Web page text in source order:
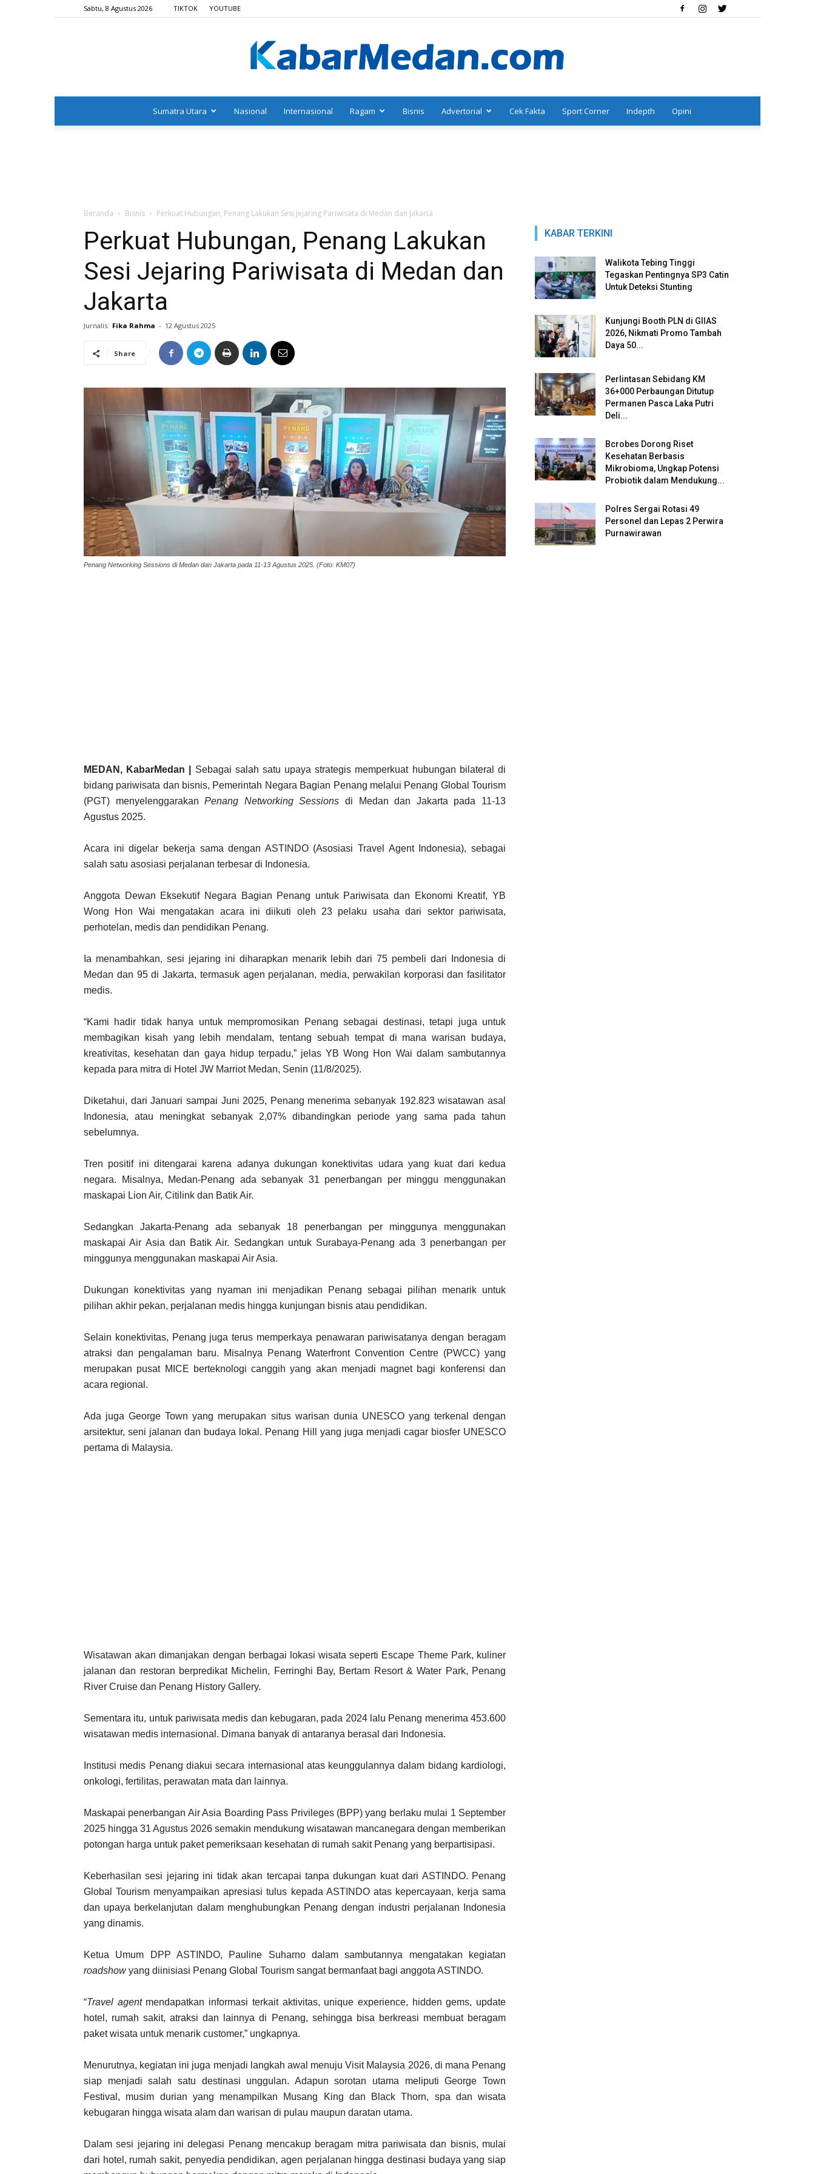
Sabtu, 8 Agustus 2026 TIKTOK YOUTUBE
Sumatra Utara Nasional Internasional Ragam Bisnis Advertorial Cek Fakta Sport Corner Indepth Opini
Beranda Bisnis Perkuat Hubungan, Penang Lakukan Sesi Jejaring Pariwisata di Medan dan Jakarta
Perkuat Hubungan, Penang Lakukan
Sesi Jejaring Pariwisata di Medan dan
Jakarta
Jurnalis: Fika Rahma - 12 Agustus 2025
Share
Penang Networking Sessions di Medan dan Jakarta pada 11-13 Agustus 2025. (Foto: KM07)
MEDAN, KabarMedan | Sebagai salah satu upaya strategis memperkuat hubungan bilateral di
bidang pariwisata dan bisnis, Pemerintah Negara Bagian Penang melalui Penang Global Tourism
(PGT) menyelenggarakanPenang Networking Sessions di Medan dan Jakarta pada 11-13
Agustus 2025.
Acara ini digelar bekerja sama dengan ASTINDO (Asosiasi Travel Agent Indonesia), sebagai
salah satu asosiasi perjalanan terbesar di Indonesia.
Anggota Dewan Eksekutif Negara Bagian Penang untuk Pariwisata dan Ekonomi Kreatif, YB
Wong Hon Wai mengatakan acara ini diikuti oleh 23 pelaku usaha dari sektor pariwisata,
perhotelan, medis dan pendidikan Penang.
Ia menambahkan, sesi jejaring ini diharapkan menarik lebih dari 75 pembeli dari Indonesia di
Medan dan 95 di Jakarta, termasuk agen perjalanan, media, perwakilan korporasi dan fasilitator
medis.
“Kami hadir tidak hanya untuk mempromosikan Penang sebagai destinasi, tetapi juga untuk
membagikan kisah yang lebih mendalam, tentang sebuah tempat di mana warisan budaya,
kreativitas, kesehatan dan gaya hidup terpadu,” jelas YB Wong Hon Wai dalam sambutannya
kepada para mitra di Hotel JW Marriot Medan, Senin (11/8/2025).
Diketahui, dari Januari sampai Juni 2025, Penang menerima sebanyak 192.823 wisatawan asal
Indonesia, atau meningkat sebanyak 2,07% dibandingkan periode yang sama pada tahun
sebelumnya.
Tren positif ini ditengarai karena adanya dukungan konektivitas udara yang kuat dari kedua
negara. Misalnya, Medan-Penang ada sebanyak 31 penerbangan per minggu menggunakan
maskapai Lion Air, Citilink dan Batik Air.
Sedangkan Jakarta-Penang ada sebanyak 18 penerbangan per minggunya menggunakan
maskapai Air Asia dan Batik Air. Sedangkan untuk Surabaya-Penang ada 3 penerbangan per
minggunya menggunakan maskapai Air Asia.
Dukungan konektivitas yang nyaman ini menjadikan Penang sebagai pilihan menarik untuk
pilihan akhir pekan, perjalanan medis hingga kunjungan bisnis atau pendidikan.
Selain konektivitas, Penang juga terus memperkaya penawaran pariwisatanya dengan beragam
atraksi dan pengalaman baru. Misalnya Penang Waterfront Convention Centre (PWCC) yang
merupakan pusat MICE berteknologi canggih yang akan menjadi magnet bagi konferensi dan
acara regional.
Ada juga George Town yang merupakan situs warisan dunia UNESCO yang terkenal dengan
arsitektur, seni jalanan dan budaya lokal. Penang Hill yang juga menjadi cagar biosfer UNESCO
pertama di Malaysia.
Wisatawan akan dimanjakan dengan berbagai lokasi wisata seperti Escape Theme Park, kuliner
jalanan dan restoran berpredikat Michelin, Ferringhi Bay, Bertam Resort & Water Park, Penang
River Cruise dan Penang History Gallery.
Sementara itu, untuk pariwisata medis dan kebugaran, pada 2024 lalu Penang menerima 453.600
wisatawan medis internasional. Dimana banyak di antaranya berasal dari Indonesia.
Institusi medis Penang diakui secara internasional atas keunggulannya dalam bidang kardiologi,
onkologi, fertilitas, perawatan mata dan lainnya.
Maskapai penerbangan Air Asia Boarding Pass Privileges (BPP) yang berlaku mulai 1 September
2025 hingga 31 Agustus 2026 semakin mendukung wisatawan mancanegara dengan memberikan
potongan harga untuk paket pemeriksaan kesehatan di rumah sakit Penang yang berpartisipasi.
Keberhasilan sesi jejaring ini tidak akan tercapai tanpa dukungan kuat dari ASTINDO. Penang
Global Tourism menyampaikan apresiasi tulus kepada ASTINDO atas kepercayaan, kerja sama
dan upaya berkelanjutan dalam menghubungkan Penang dengan industri perjalanan Indonesia
yang dinamis.
Ketua Umum DPP ASTINDO, Pauline Suharno dalam sambutannya mengatakan kegiatan
roadshowyang diinisiasi Penang Global Tourism sangat bermanfaat bagi anggota ASTINDO.
“Travel agentmendapatkan informasi terkait aktivitas, unique experience, hidden gems, update
hotel, rumah sakit, atraksi dan lainnya di Penang, sehingga bisa berkreasi membuat beragam
paket wisata untuk menarik customer,” ungkapnya.
Menurutnya, kegiatan ini juga menjadi langkah awal menuju Visit Malaysia 2026, di mana Penang
siap menjadi salah satu destinasi unggulan. Adapun sorotan utama meliputi George Town
Festival, musim durian yang menampilkan Musang King dan Black Thorn, spa dan wisata
kebugaran hingga wisata alam dan warisan di pulau maupun daratan utama.
Dalam sesi jejaring ini delegasi Penang mencakup beragam mitra pariwisata dan bisnis, mulai
dari hotel, rumah sakit, penyedia pendidikan, agen perjalanan hingga destinasi budaya yang siap
KABAR TERKINI
Walikota Tebing Tinggi
Tegaskan Pentingnya SP3 Catin
Untuk Deteksi Stunting
Kunjungi Booth PLN di GIIAS
2026, Nikmati Promo Tambah
Daya 50...
Perlintasan Sebidang KM
36+000 Perbaungan Ditutup
Permanen Pasca Laka Putri
Deli...
Bcrobes Dorong Riset
Kesehatan Berbasis
Mikrobioma, Ungkap Potensi
Probiotik dalam Mendukung...
Polres Sergai Rotasi 49
Personel dan Lepas 2 Perwira
Purnawirawan